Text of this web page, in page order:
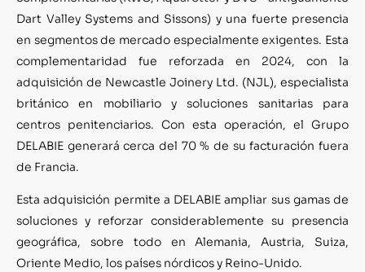
Dart Valley Systems and Sissons) y una fuerte presencia
en segmentos de mercado especialmente exigentes. Esta
complementaridad fue reforzada en 2024, con la
adquisición de Newcastle Joinery Ltd. (NJL), especialista
británico en mobiliario y soluciones sanitarias para
centros penitenciarios. Con esta operación, el Grupo
DELABIE generará cerca del 70 % de su facturación fuera
de Francia.
Esta adquisición permite a DELABIE ampliar sus gamas de
soluciones y reforzar considerablemente su presencia
geográfica, sobre todo en Alemania, Austria, Suiza,
Oriente Medio, los países nórdicos y Reino-Unido.